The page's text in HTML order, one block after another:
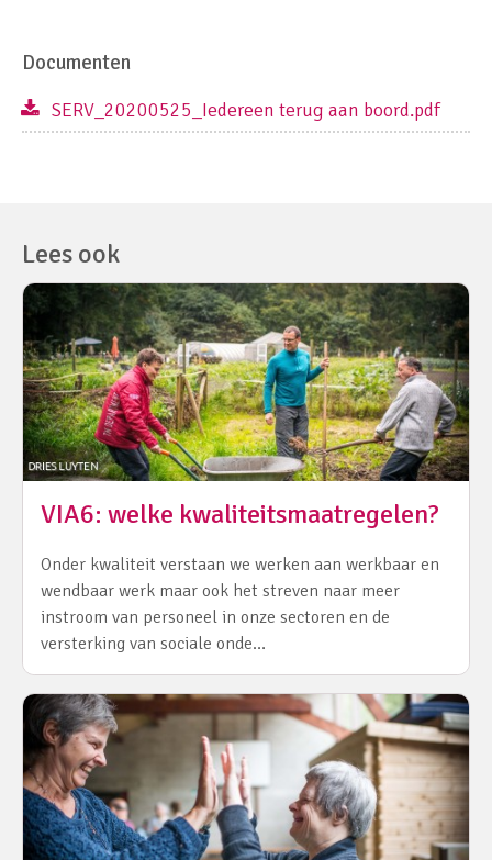
Documenten
SERV_20200525_Iedereen terug aan boord.pdf
Lees ook
VIA6: welke kwaliteitsmaatregelen?
Onder kwaliteit verstaan we werken aan werkbaar en
wendbaar werk maar ook het streven naar meer
instroom van personeel in onze sectoren en de
versterking van sociale onde…